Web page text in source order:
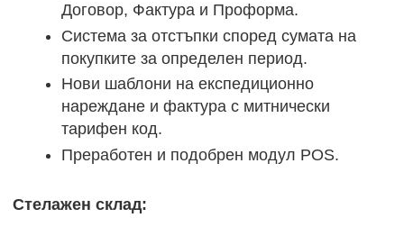
Договор, Фактура и Проформа.
Система за отстъпки според сумата на
покупките за определен период.
Нови шаблони на експедиционно
нареждане и фактура с митнически
тарифен код.
Преработен и подобрен модул POS.
Стелажен склад: